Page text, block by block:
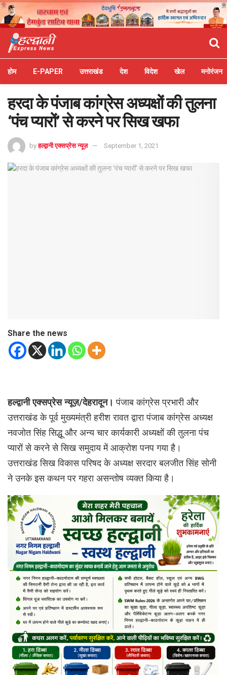
होम E-PAPER उत्तराखंड देश विदेश खेल मनोरंजन
हरदा के पंजाब कांग्रेस अध्यक्षों की तुलना
‘पंच प्यारों’ से करने पर सिख खफा
by हल्द्वानी एक्सप्रेस न्यूज़ September 1, 2021
Share the news
हल्द्वानी एक्सप्रेस न्यूज़/देहरादून। पंजाब कांग्रेस प्रभारी और
उत्तराखंड के पूर्व मुख्यमंत्री हरीश रावत द्वारा पंजाब कांग्रेस अध्यक्ष
नवजोत सिंह सिद्धू और अन्य चार कार्यकारी अध्यक्षों की तुलना पंच
प्यारों से करने से सिख समुदाय में आक्रोश पनप गया है।
उत्तराखंड सिख विकास परिषद के अध्यक्ष सरदार बलजीत सिंह सोनी
ने उनके इस कथन पर गहरा असन्तोष व्यक्त किया है।